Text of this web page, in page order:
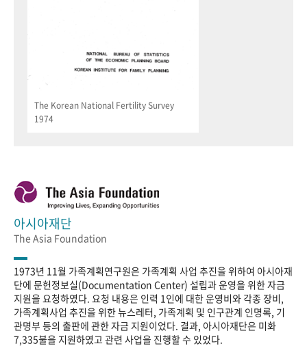
The Korean National Fertility Survey
1974
아시아재단
The Asia Foundation
1973년 11월 가족계획연구원은 가족계획 사업 추진을 위하여 아시아재
단에 문헌정보실(Documentation Center) 설립과 운영을 위한 자금
지원을 요청하였다. 요청 내용은 인력 1인에 대한 운영비와 각종 장비,
가족계획사업 추진을 위한 뉴스레터, 가족계획 및 인구관계 인명록, 기
관명부 등의 출판에 관한 자금 지원이었다. 결과, 아시아재단은 미화
7,335불을 지원하였고 관련 사업을 진행할 수 있었다.